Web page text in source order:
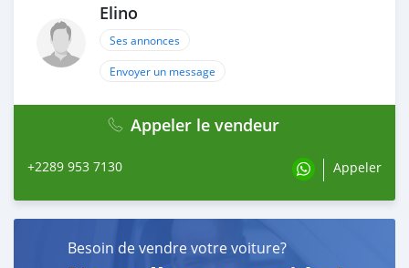
Elino
Ses annonces
Envoyer un message
Appeler le vendeur
+2289 953 7130 Appeler
Besoin de vendre votre voiture?